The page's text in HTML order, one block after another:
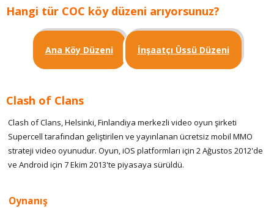
Hangi tür COC köy düzeni arıyorsunuz?
Ana Köy Düzeni İnşaatçı Üssü Düzeni
Clash of Clans
Clash of Clans, Helsinki, Finlandiya merkezli video oyun şirketi
Supercell tarafından geliştirilen ve yayınlanan ücretsiz mobil MMO
strateji video oyunudur. Oyun, iOS platformları için 2 Ağustos 2012'de
ve Android için 7 Ekim 2013'te piyasaya sürüldü.
Oynanış